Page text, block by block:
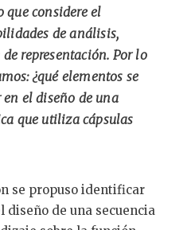
que considere el
de análisis,
representación. Por lo
¿qué elementos se
el diseño de una
que utiliza cápsulas
se propuso identificar
diseño de una secuencia